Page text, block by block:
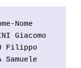
Giacomo
Filippo
Samuele